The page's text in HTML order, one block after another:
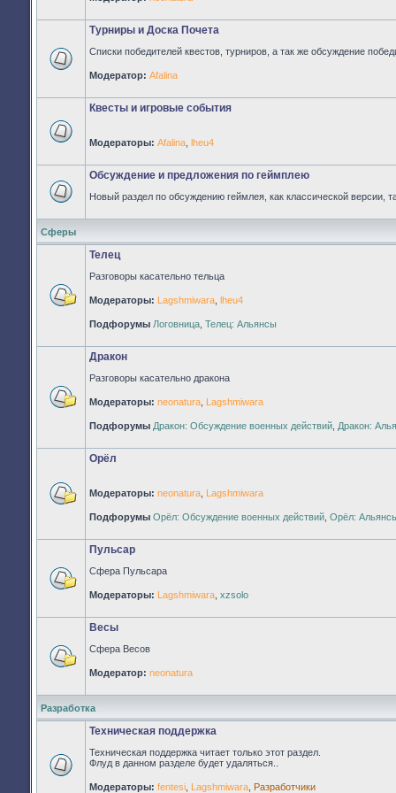
Нет
Турниры и Доска Почета
Списки победителей квестов, турниров, а так же обсуждение
Модератор: Afalina
Нет
сообщений
Квесты и игровые события
Модераторы: Afalina lheu4
непрочитанных
Обсуждение и предложения по геймплею
Новый раздел по обсуждению геймлея, как классической версии,
Сферы
непрочитанных
сообщений
Телец
Разговоры касательно тельца
Модераторы: Lagshmiwara lheu4
Подфорумы Логовница Телец: Альянсы
непрочитанных
сообщений
Дракон
Разговоры касательно дракона
Модераторы: neonatura Lagshmiwara
Подфорумы Дракон: Обсуждение военных действий Дракон:
непрочитанных
Орёл
Модераторы: neonatura Lagshmiwara
Подфорумы Орёл: Обсуждение военных действий Орёл:
Нет
Пульсар
Сфера Пульсара
Модераторы: Lagshmiwara xzsolo
Нет
Весы
Сфера Весов
Модератор: neonatura
Разработка
непрочитанных
Техническая поддержка
Техническая поддержка читает только этот раздел.
Флуд в данном разделе будет удаляться..
Модераторы: fentesi Lagshmiwara Разработчики